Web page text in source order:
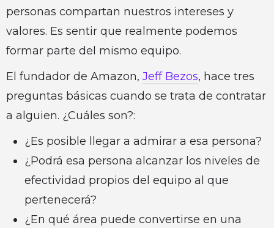
personas compartan nuestros intereses y
valores. Es sentir que realmente podemos
formar parte del mismo equipo.
El fundador de Amazon, Jeff Bezos, hace tres
preguntas básicas cuando se trata de contratar
a alguien. ¿Cuáles son?:
¿Es posible llegar a admirar a esa persona?
¿Podrá esa persona alcanzar los niveles de
efectividad propios del equipo al que
pertenecerá?
¿En qué área puede convertirse en una